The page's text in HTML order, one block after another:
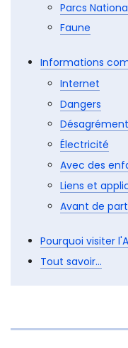
Faire ses
Budget
Au cœur de la
Parcs
Faune
Informations
Internet
Dangers
Électricité
Avec des